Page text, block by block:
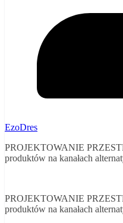
EzoDres
PROJEKTOWANIE
produktów na kanałach
PROJEKTOWANIE
produktów na kanałach